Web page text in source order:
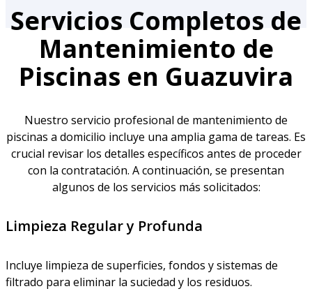
Servicios Completos de
Mantenimiento de
Piscinas en Guazuvira
Nuestro servicio profesional de mantenimiento de
piscinas a domicilio incluye una amplia gama de tareas. Es
crucial revisar los detalles específicos antes de proceder
con la contratación. A continuación, se presentan
algunos de los servicios más solicitados:
Limpieza Regular y Profunda
Incluye limpieza de superficies, fondos y sistemas de
filtrado para eliminar la suciedad y los residuos.